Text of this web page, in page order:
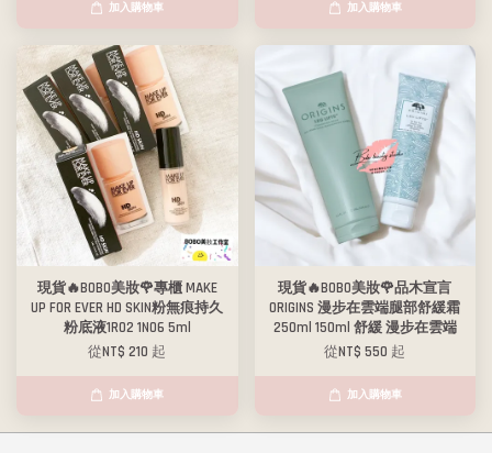
加入購物車 加入購物車
現貨🔥BOBO美妝🌹專櫃 MAKE
UP FOR EVER HD SKIN粉無痕持久
粉底液1R02 1N06 5ml
從NT$ 210 起
加入購物車
現貨🔥BOBO美妝🌹品木宣言
ORIGINS 漫步在雲端腿部舒緩霜
250ml 150ml 舒緩 漫步在雲端
從NT$ 550 起
加入購物車